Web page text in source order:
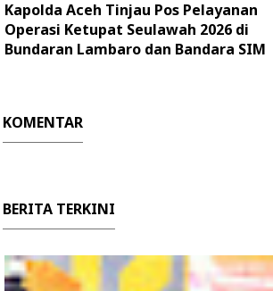
Kapolda Aceh Tinjau Pos Pelayanan
Operasi Ketupat Seulawah 2026 di
Bundaran Lambaro dan Bandara SIM
KOMENTAR
BERITA TERKINI